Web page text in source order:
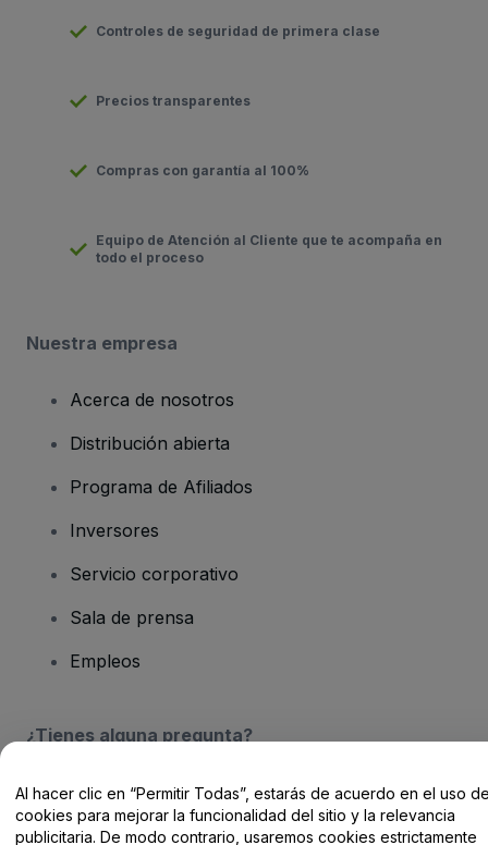
Controles de seguridad de primera clase
Precios transparentes
Compras con garantía al 100%
Equipo de Atención al Cliente que te acompaña en
todo el proceso
Nuestra empresa
Acerca de nosotros
Distribución abierta
Programa de Afiliados
Inversores
Servicio corporativo
Sala de prensa
Empleos
¿Tienes alguna pregunta?
Centro de Ayuda / Contacto
Al hacer clic en “Permitir Todas”, estarás de acuerdo en el uso
cookies para mejorar la funcionalidad del sitio y la relevancia
publicitaria. De modo contrario, usaremos cookies estrictamente